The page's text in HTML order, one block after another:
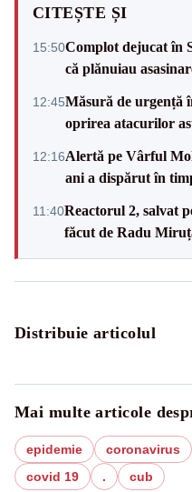
CITEȘTE ȘI
15:50Complot dejucat în
că plănuiau
12:45Măsură de urgență
oprirea atacurilor
12:16Alertă pe Vârful
ani a dispărut în
11:40Reactorul 2, salvat
făcut de Radu
Distribuie articolul
Mai multe articole
epidemie coronavirus
covid 19
. cub